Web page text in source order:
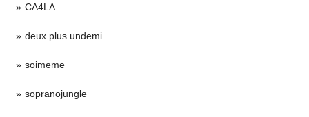
CA4LA
deux plus undemi
soimeme
sopranojungle